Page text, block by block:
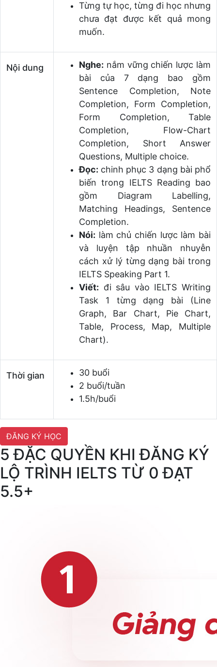
Từng tự học, từng đi học nhưng
chưa đạt được kết quả mong
muốn.
Nội dung Nghe: nắm vững chiến lược làm
bài của 7 dạng bao gồm
Sentence Completion, Note
Completion, Form Completion,
Form Completion, Table
Completion, Flow-Chart
Completion, Short Answer
Questions, Multiple choice.
Đọc: chinh phục 3 dạng bài phổ
biến trong IELTS Reading bao
gồm Diagram Labelling,
Matching Headings, Sentence
Completion.
Nói: làm chủ chiến lược làm bài
và luyện tập nhuần nhuyễn
cách xử lý từng dạng bài trong
IELTS Speaking Part 1.
Viết: đi sâu vào IELTS Writing
Task 1 từng dạng bài (Line
Graph, Bar Chart, Pie Chart,
Table, Process, Map, Multiple
Chart).
Thời gian
30 buổi
2 buổi/tuần
1.5h/buổi
ĐĂNG KÝ HỌC
5 ĐẶC QUYỀN KHI ĐĂNG KÝ
LỘ TRÌNH IELTS TỪ 0 ĐẠT
5.5+